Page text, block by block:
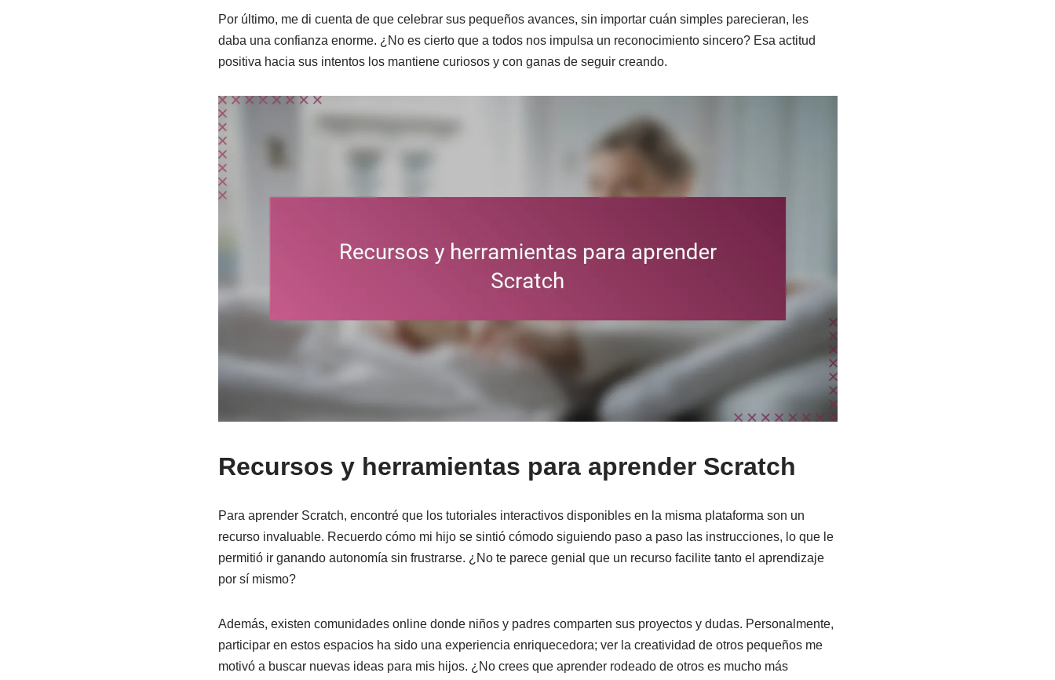
Por último, me di cuenta de que celebrar sus pequeños avances, sin importar cuán simples parecieran, les
daba una confianza enorme. ¿No es cierto que a todos nos impulsa un reconocimiento sincero? Esa actitud
positiva hacia sus intentos los mantiene curiosos y con ganas de seguir creando.
Recursos y herramientas para aprender Scratch
Para aprender Scratch, encontré que los tutoriales interactivos disponibles en la misma plataforma son un
recurso invaluable. Recuerdo cómo mi hijo se sintió cómodo siguiendo paso a paso las instrucciones, lo que le
permitió ir ganando autonomía sin frustrarse. ¿No te parece genial que un recurso facilite tanto el aprendizaje
por sí mismo?
Además, existen comunidades online donde niños y padres comparten sus proyectos y dudas. Personalmente,
participar en estos espacios ha sido una experiencia enriquecedora; ver la creatividad de otros pequeños me
motivó a buscar nuevas ideas para mis hijos. ¿No crees que aprender rodeado de otros es mucho más